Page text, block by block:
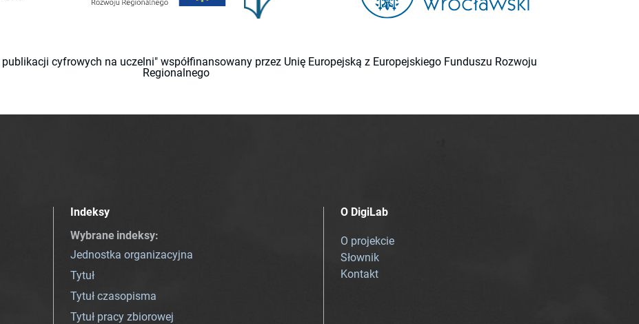
cyfrowych na uczelni" współfinansowany przez Unię Europejską z Europejskiego Funduszu Rozwoju
Regionalnego
Indeksy
Wybrane indeksy:
Jednostka organizacyjna
Tytuł
Tytuł czasopisma
Tytuł pracy zbiorowej
O DigiLab
O projekcie
Słownik
Kontakt